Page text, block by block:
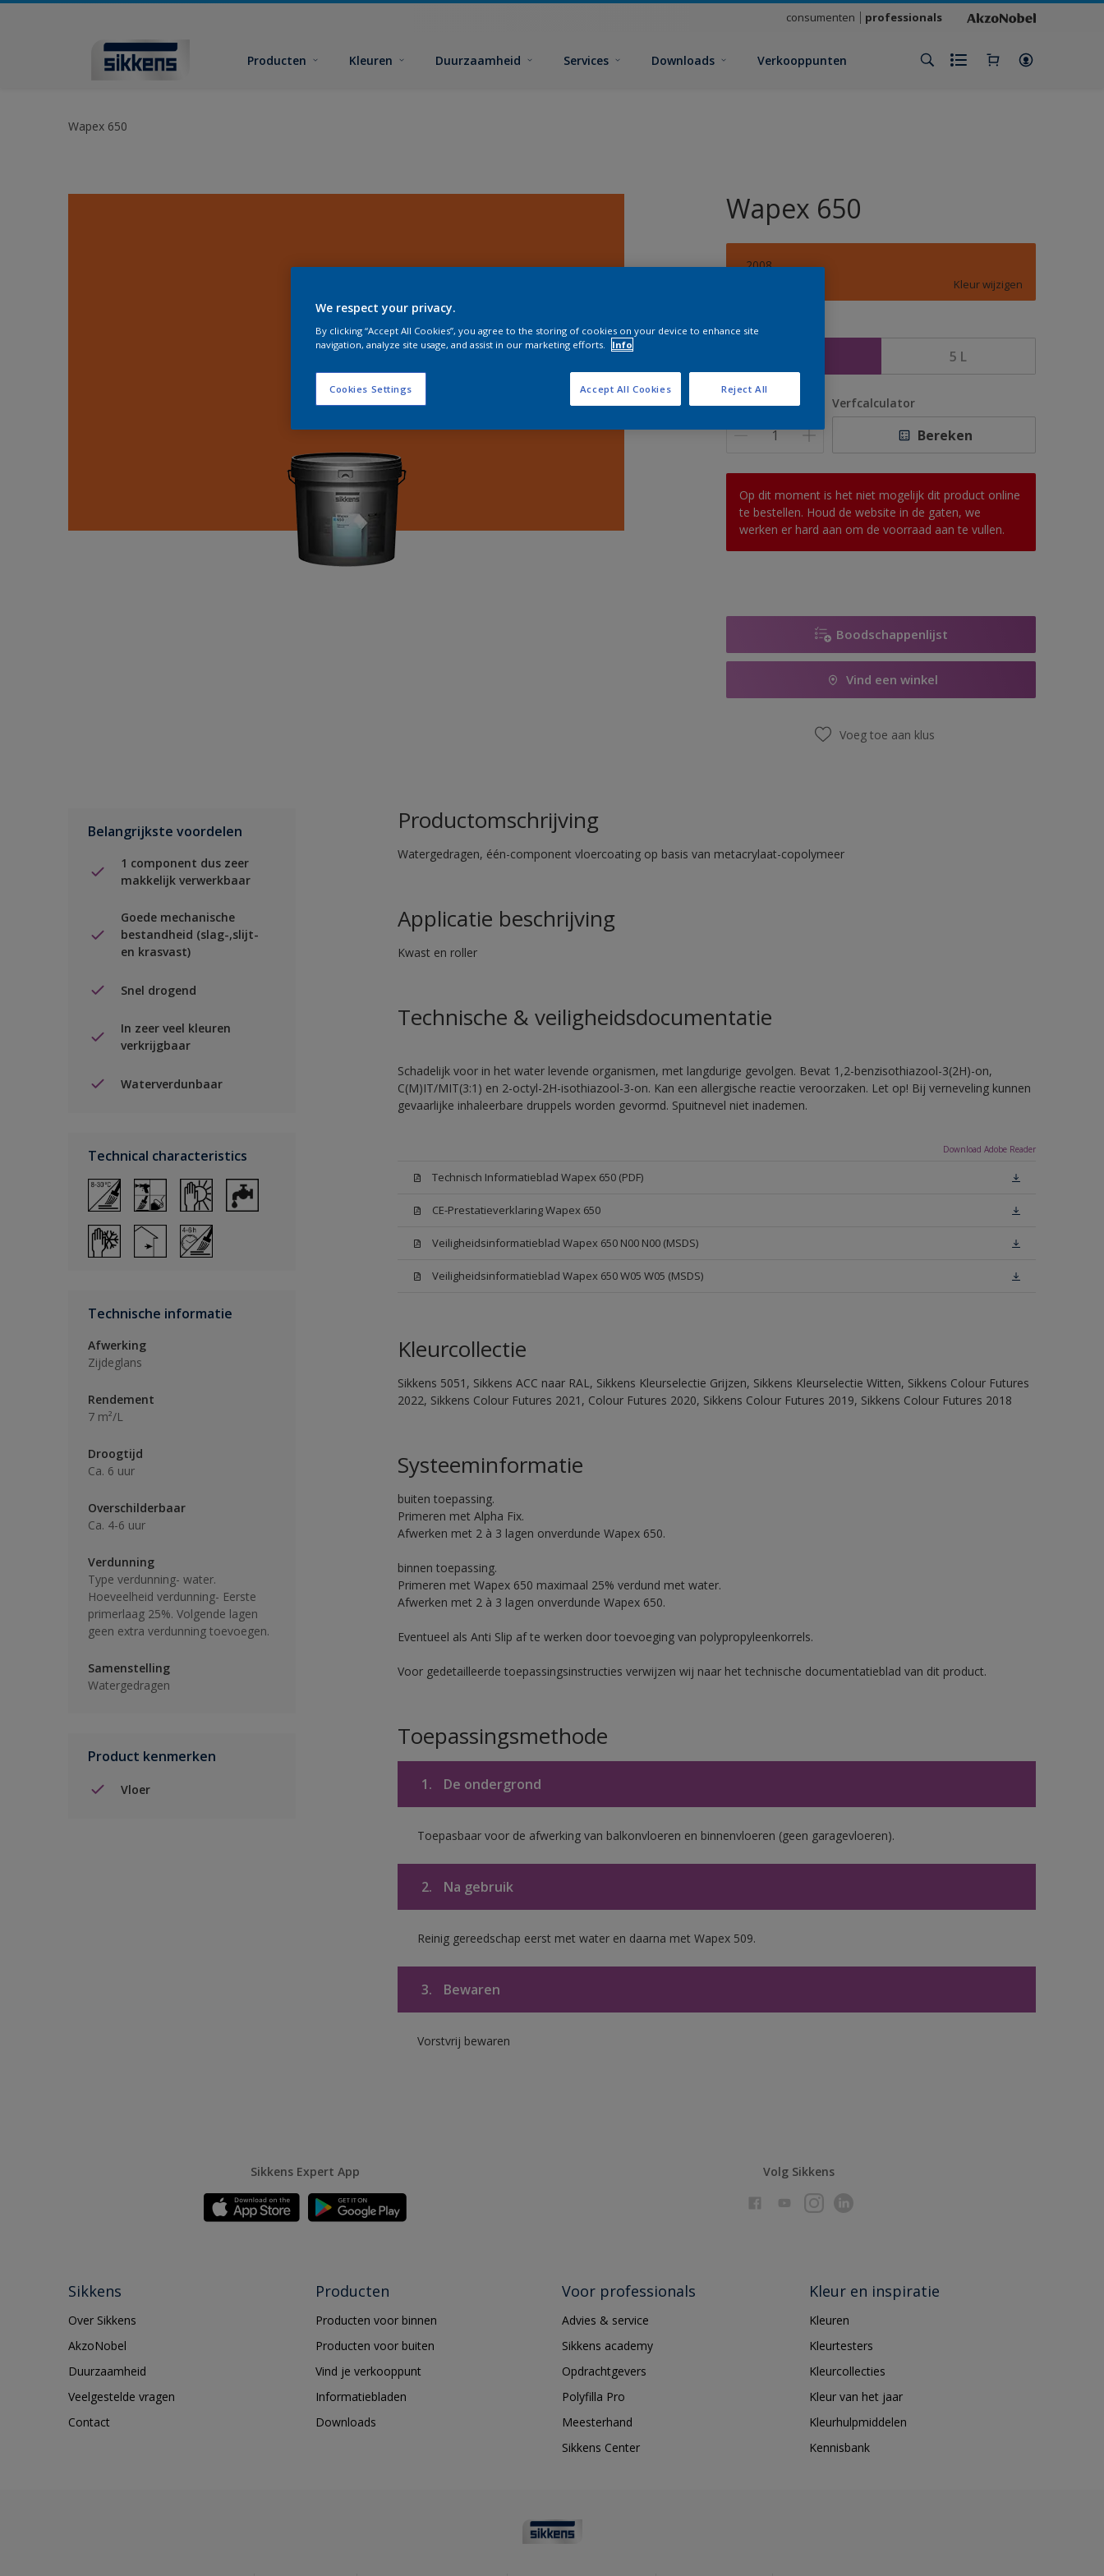
consumenten professionals
Producten Kleuren Duurzaamheid Services Downloads Verkooppunten
Wapex 650
Wapex 650
2008
Kleur wijzigen
Grootte
5 L
Aantal Verfcalculator
Bereken
Op dit moment is het niet mogelijk dit product online
te bestellen. Houd de website in de gaten, we
werken er hard aan om de voorraad aan te vullen.
Boodschappenlijst
Vind een winkel
Voeg toe aan klus
Belangrijkste voordelen
1 component dus zeer
makkelijk verwerkbaar
Goede mechanische
bestandheid (slag-,slijt-
en krasvast)
Snel drogend
In zeer veel kleuren
verkrijgbaar
Waterverdunbaar
Technical characteristics
Technische informatie
Afwerking
Zijdeglans
Rendement
7 m²/L
Droogtijd
Ca. 6 uur
Overschilderbaar
Ca. 4-6 uur
Verdunning
Type verdunning- water.
Hoeveelheid verdunning- Eerste
primerlaag 25%. Volgende lagen
geen extra verdunning toevoegen.
Samenstelling
Watergedragen
Product kenmerken
Vloer
Productomschrijving
Watergedragen, één-component vloercoating op basis van metacrylaat-copolymeer
Applicatie beschrijving
Kwast en roller
Technische & veiligheidsdocumentatie
Schadelijk voor in het water levende organismen, met langdurige gevolgen. Bevat 1,2-benzisothiazool-3(2H)-on,
C(M)IT/MIT(3:1) en 2-octyl-2H-isothiazool-3-on. Kan een allergische reactie veroorzaken. Let op! Bij verneveling kunnen
gevaarlijke inhaleerbare druppels worden gevormd. Spuitnevel niet inademen.
Download Adobe Reader
Technisch Informatieblad Wapex 650 (PDF)
CE-Prestatieverklaring Wapex 650
Veiligheidsinformatieblad Wapex 650 N00 N00 (MSDS)
Veiligheidsinformatieblad Wapex 650 W05 W05 (MSDS)
Kleurcollectie
Sikkens 5051, Sikkens ACC naar RAL, Sikkens Kleurselectie Grijzen, Sikkens Kleurselectie Witten, Sikkens Colour Futures
2022, Sikkens Colour Futures 2021, Colour Futures 2020, Sikkens Colour Futures 2019, Sikkens Colour Futures 2018
Systeeminformatie
buiten toepassing.
Primeren met Alpha Fix.
Afwerken met 2 à 3 lagen onverdunde Wapex 650.
binnen toepassing.
Primeren met Wapex 650 maximaal 25% verdund met water.
Afwerken met 2 à 3 lagen onverdunde Wapex 650.
Eventueel als Anti Slip af te werken door toevoeging van polypropyleenkorrels.
Voor gedetailleerde toepassingsinstructies verwijzen wij naar het technische documentatieblad van dit product.
Toepassingsmethode
1. De ondergrond
Toepasbaar voor de afwerking van balkonvloeren en binnenvloeren (geen garagevloeren).
2. Na gebruik
Reinig gereedschap eerst met water en daarna met Wapex 509.
3. Bewaren
Vorstvrij bewaren
Sikkens Expert App Volg Sikkens
Sikkens
Over Sikkens
AkzoNobel
Duurzaamheid
Veelgestelde vragen
Contact
Producten
Producten voor binnen
Producten voor buiten
Vind je verkooppunt
Informatiebladen
Downloads
Voor professionals
Advies & service
Sikkens academy
Opdrachtgevers
Polyfilla Pro
Meesterhand
Sikkens Center
Kleur en inspiratie
Kleuren
Kleurtesters
Kleurcollecties
Kleur van het jaar
Kleurhulpmiddelen
Kennisbank
We respect your privacy.
By clicking “Accept All Cookies”, you agree to the storing of cookies on your device to enhance site
navigation, analyze site usage, and assist in our marketing efforts.
Info
Cookies Settings Reject All
Accept All Cookies